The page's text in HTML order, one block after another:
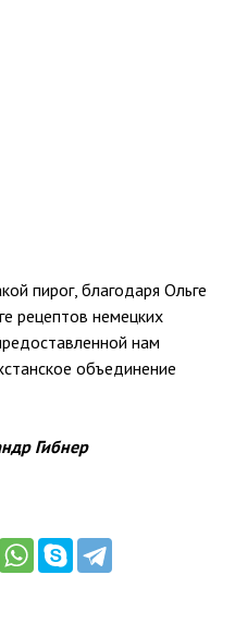
пирог, благодаря Ольге
рецептов немецких
нам
объединение
Гибнер